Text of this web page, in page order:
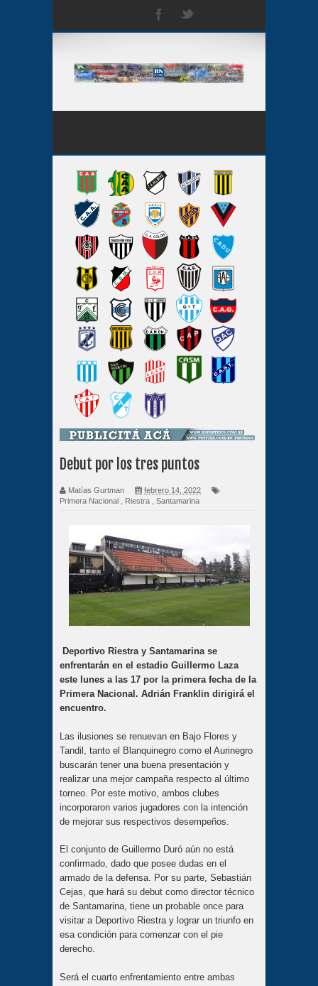
Debut por los tres puntos
Matías Gurtman
febrero 14, 2022
Primera Nacional
Riestra Santamarina
Deportivo Riestra y Santamarina se
enfrentarán en el estadio Guillermo Laza
este lunes a las 17 por la primera fecha de la
Primera Nacional. Adrián Franklin dirigirá el
encuentro.
Las ilusiones se renuevan en Bajo Flores y
Tandil, tanto el Blanquinegro como el Aurinegro
buscarán tener una buena presentación y
realizar una mejor campaña respecto al último
torneo. Por este motivo, ambos clubes
incorporaron varios jugadores con la intención
de mejorar sus respectivos desempeños.
El conjunto de Guillermo Duró aún no está
confirmado, dado que posee dudas en el
armado de la defensa. Por su parte, Sebastián
Cejas, que hará su debut como director técnico
de Santamarina, tiene un probable once para
visitar a Deportivo Riestra y lograr un triunfo en
esa condición para comenzar con el pie
derecho.
Será el cuarto enfrentamiento entre ambas